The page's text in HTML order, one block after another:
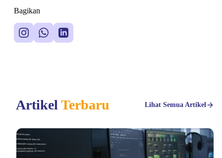
Bagikan
ArtikelTerbaru Lihat Semua Artikel